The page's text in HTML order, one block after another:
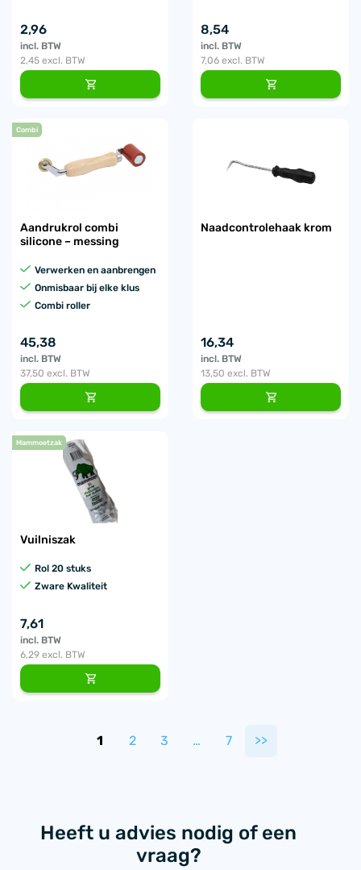
2,96
incl. BTW
2,45 excl. BTW
8,54
incl. BTW
7,06 excl. BTW
Combi
Aandrukrol combi
silicone – messing
Verwerken en aanbrengen
Onmisbaar bij elke klus
Combi roller
45,38
incl. BTW
37,50 excl. BTW
Naadcontrolehaak krom
16,34
incl. BTW
13,50 excl. BTW
Mammoetzak
Vuilniszak
Rol 20 stuks
Zware Kwaliteit
7,61
incl. BTW
6,29 excl. BTW
1 2 3 … 7 >>
Heeft u advies nodig of een
vraag?